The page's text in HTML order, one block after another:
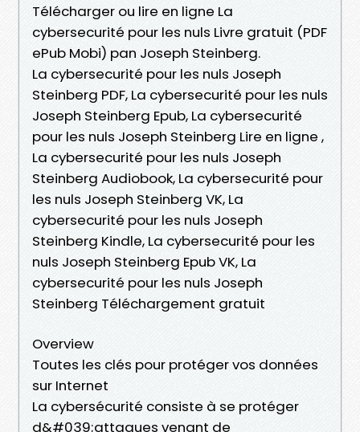
Télécharger ou lire en ligne La
cybersecurité pour les nuls Livre gratuit (PDF
ePub Mobi) pan Joseph Steinberg.
La cybersecurité pour les nuls Joseph
Steinberg PDF, La cybersecurité pour les nuls
Joseph Steinberg Epub, La cybersecurité
pour les nuls Joseph Steinberg Lire en ligne ,
La cybersecurité pour les nuls Joseph
Steinberg Audiobook, La cybersecurité pour
les nuls Joseph Steinberg VK, La
cybersecurité pour les nuls Joseph
Steinberg Kindle, La cybersecurité pour les
nuls Joseph Steinberg Epub VK, La
cybersecurité pour les nuls Joseph
Steinberg Téléchargement gratuit
Overview
Toutes les clés pour protéger vos données
sur Internet
La cybersécurité consiste à se protéger
d&#039;attaques venant de